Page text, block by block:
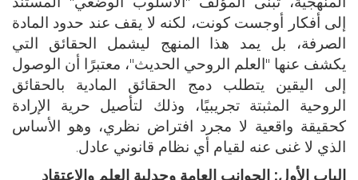
إلى أفكار أوجست كونت، لكنه لا يقف عند حدود المادة
الصرفة، بل يمد هذا المنهج ليشمل الحقائق التي
يكشف عنها "العلم الروحي الحديث"، معتبرًا أن الوصول
إلى اليقين يتطلب دمج الحقائق المادية بالحقائق
الروحية المثبتة تجريبيًا، وذلك لتأصيل حرية الإرادة
كحقيقة واقعية لا مجرد افتراض نظري، وهو الأساس
الذي لا غنى عنه لقيام أي نظام قانوني عادل.
الباب الأول: الجوانب العامة وجدلية العلم والاعتقاد